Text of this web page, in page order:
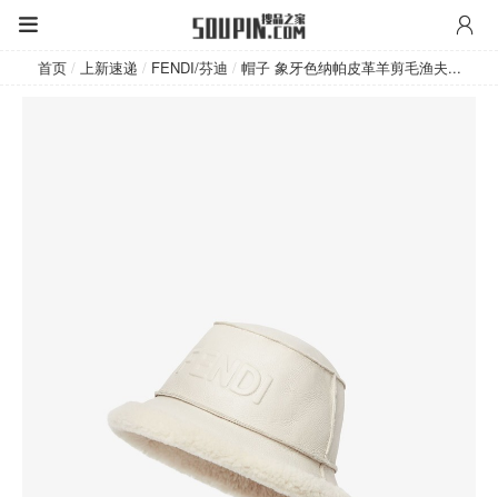
首页 / 上新速递 / FENDI/芬迪 /帽子 象牙色纳帕皮革羊剪毛渔夫...
FENDI/芬迪